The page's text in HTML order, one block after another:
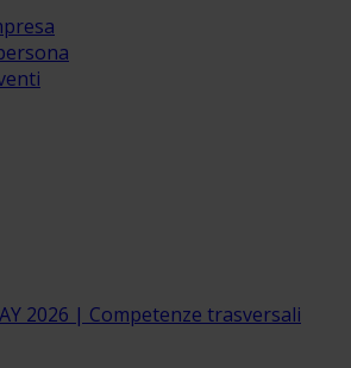
2026 | Competenze trasversali